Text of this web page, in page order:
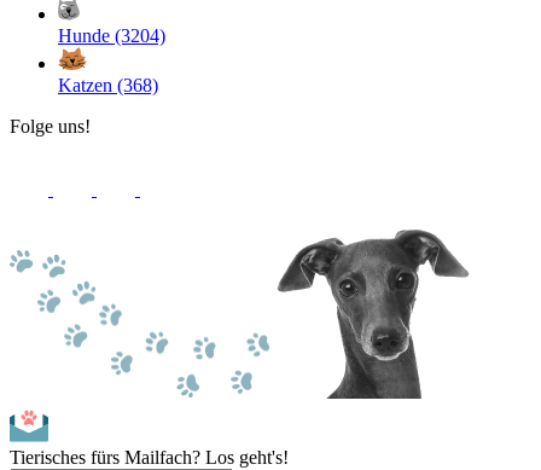
Hunde (3204)
Katzen (368)
Folge uns!
Tierisches fürs Mailfach? Los geht's!